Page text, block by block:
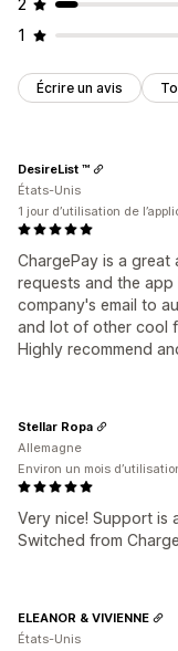
2
1
Écrire un avis
ChargePay is a
requests and the app
company's email to
and lot of other cool
Highly recommend
DesireList ™
États-Unis
1 jour d’utilisation de
Very nice! Support is
Switched from
Stellar Ropa
Allemagne
Environ un mois
ELEANOR & VIVIENNE
États-Unis